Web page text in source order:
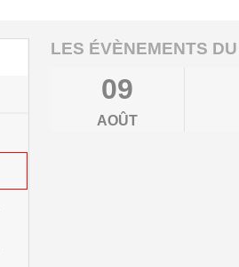
LES ÉVÈNEMENTS
09
AOÛT